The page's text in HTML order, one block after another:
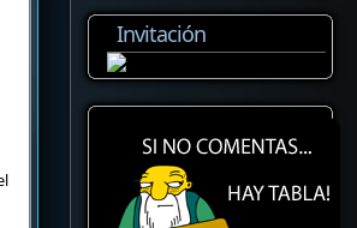
Invitación